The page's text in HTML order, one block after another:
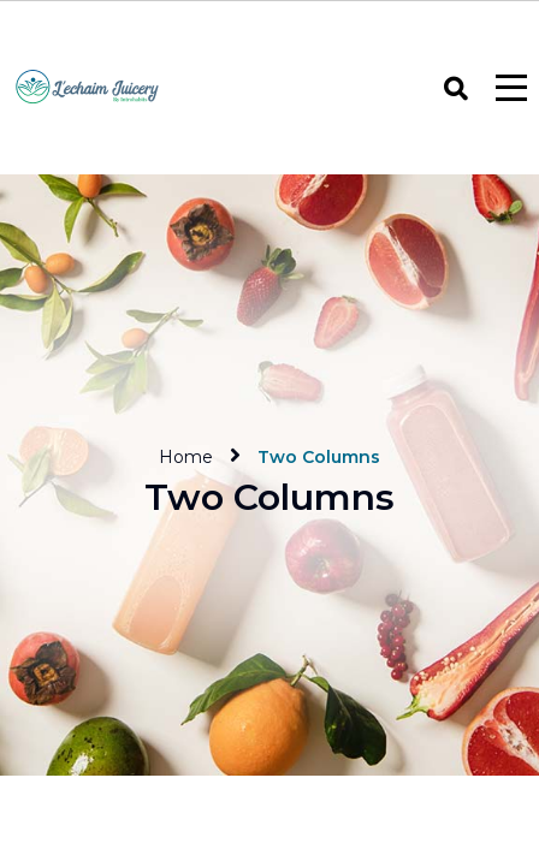
Home Two Columns
Two Columns